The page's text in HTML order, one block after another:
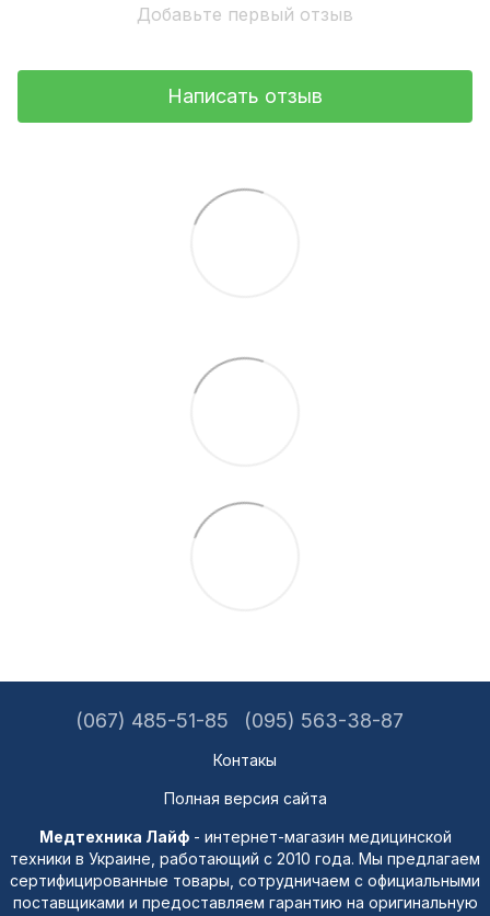
Добавьте первый отзыв
Написать отзыв
(067) 485-51-85 (095) 563-38-87
Контакы
Полная версия сайта
Медтехника Лайф- интернет-магазин медицинской
техники в Украине, работающий с 2010 года. Мы предлагаем
сертифицированные товары, сотрудничаем с официальными
поставщиками и предоставляем гарантию на оригинальную